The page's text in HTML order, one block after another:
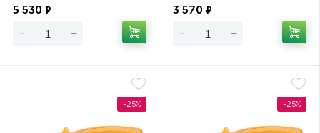
5 530 ₽
- +
3 570 ₽
- +
-25% -25%